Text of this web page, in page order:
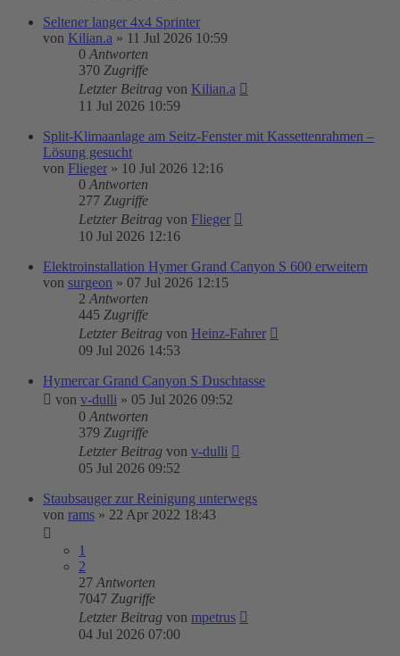
Seltener langer 4x4 Sprinter
von Kilian.a » 11 Jul 2026 10:59
0 Antworten
370 Zugriffe
Letzter Beitrag von Kilian.a
11 Jul 2026 10:59
Split-Klimaanlage am Seitz-Fenster mit Kassettenrahmen –
Lösung gesucht
von Flieger » 10 Jul 2026 12:16
0 Antworten
277 Zugriffe
Letzter Beitrag von Flieger
10 Jul 2026 12:16
Elektroinstallation Hymer Grand Canyon S 600 erweitern
von surgeon » 07 Jul 2026 12:15
2 Antworten
445 Zugriffe
Letzter Beitrag von Heinz-Fahrer
09 Jul 2026 14:53
Hymercar Grand Canyon S Duschtasse
von v-dulli » 05 Jul 2026 09:52
0 Antworten
379 Zugriffe
Letzter Beitrag von v-dulli
05 Jul 2026 09:52
Staubsauger zur Reinigung unterwegs
von rams » 22 Apr 2022 18:43
1
2
27 Antworten
7047 Zugriffe
Letzter Beitrag von mpetrus
04 Jul 2026 07:00